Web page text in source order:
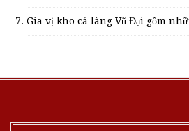
Gia vị kho cá làng Vũ Đại gồm